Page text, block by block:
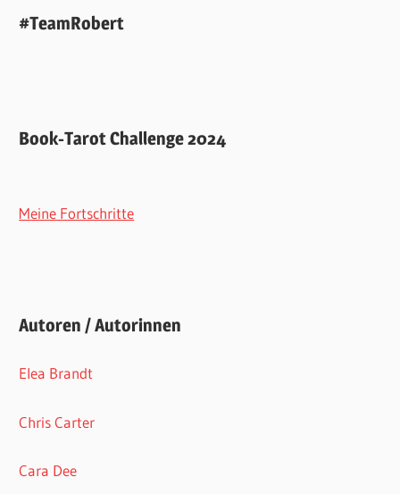
#TeamRobert
Book-Tarot Challenge 2024
Meine Fortschritte
Autoren / Autorinnen
Elea Brandt
Chris Carter
Cara Dee